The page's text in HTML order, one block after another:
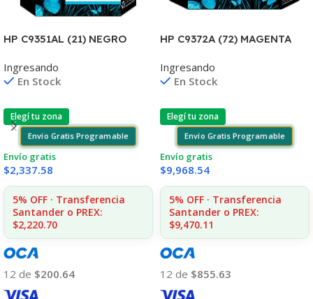
HP C9351AL (21) NEGRO
/4355 7ML (D)
Ingresando
En Stock
Elegí tu zona
Envío Gratis Programable
Envío gratis
$2,337.58
5% OFF · Transferencia
Santander o PREX:
$2,220.70
12 de $200.64
HP C9372A (72) MAGENTA
790 130ML UK
Ingresando
En Stock
Elegí tu zona
Envío Gratis Programable
Envío gratis
$9,968.54
5% OFF · Transferencia
Santander o PREX:
$9,470.11
12 de $855.63